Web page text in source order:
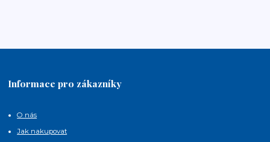
Informace pro zákazníky
O nás
Jak nakupovat